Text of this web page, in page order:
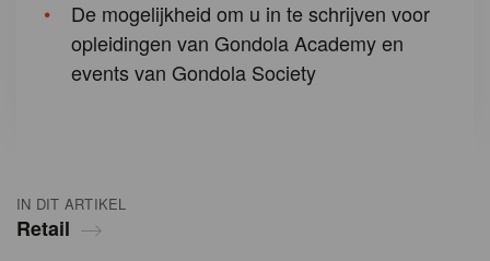
IN DIT ARTIKEL
Retail
De mogelijkheid om u in te schrijven voor
opleidingen van Gondola Academy en
events van Gondola Society